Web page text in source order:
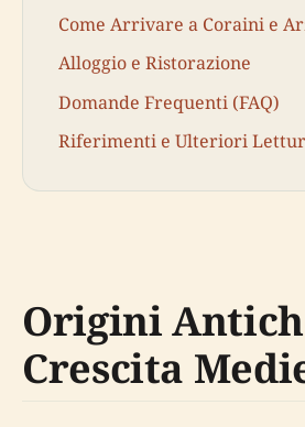
Come Arrivare a Coraini e
Alloggio e Ristorazione
Domande Frequenti (FAQ)
Riferimenti e Ulteriori
Origini
Crescita